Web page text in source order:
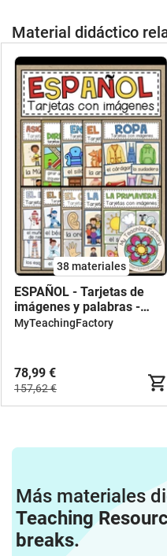
en el
Teaching
, https://
Material didáctico
38 materiales
ESPAÑOL - Tarjetas de
imágenes y palabras -
PAQUETE DE AHORRO
MyTeachingFactory
78,99 €
157,62 €
Más materiales
Teaching
breaks.